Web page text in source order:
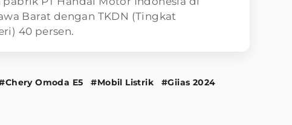
Barat dengan TKDN (Tingkat
40 persen.
Omoda E5 #Mobil Listrik
#Giias 2024